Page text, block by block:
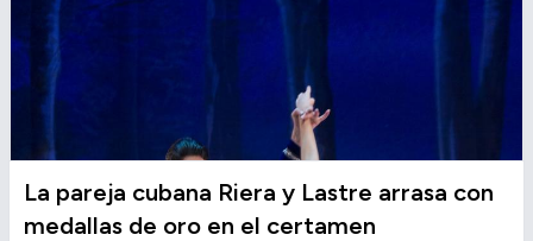
La pareja cubana Riera y Lastre arrasa con
medallas de oro en el certamen